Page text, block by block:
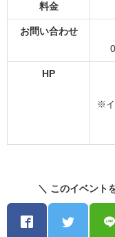
料金
お問い合わせ
HP
※イ
＼ このイベント